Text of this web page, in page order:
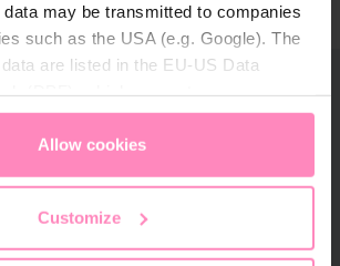
may be transmitted to companies
such as the USA (e.g. Google). The
are listed in the EU-US Data
data protection. You canaccept all
allow necessary cookies
your chosen setting at any time in
Allow cookies
Customize
Über BWT